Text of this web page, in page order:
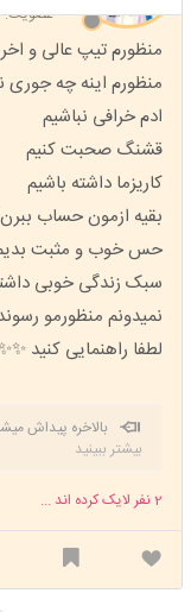
عضویت: 1396/11/02
منظورم تیپ عالی و
منظورم اینه چه جوری
ادم خرافی نباشیم
قشنگ صحبت کنیم
کاریزما داشته باشیم
بقیه ازمون حساب
حس خوب و مثبت
سبک زندگی خوبی
نمیدونم منظورمو
لطفا راهنمایی کنید
بالاخره پیداش
🌈🌈🌈 ❌ اگه
❌ خواهرم و دوستم
در نیار اینجا نه به
بیشتر ببینید
2نفر لایک کرده اند ...